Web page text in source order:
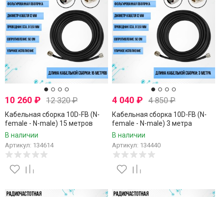
10 260 ₽ 12 320₽
Кабельная сборка 10D-FB (N-
female - N-male) 15 метров
В наличии
Артикул: 134614
4 040₽ 4 850₽
Кабельная сборка 10D-FB (N-
female - N-male) 3 метра
В наличии
Артикул: 134440